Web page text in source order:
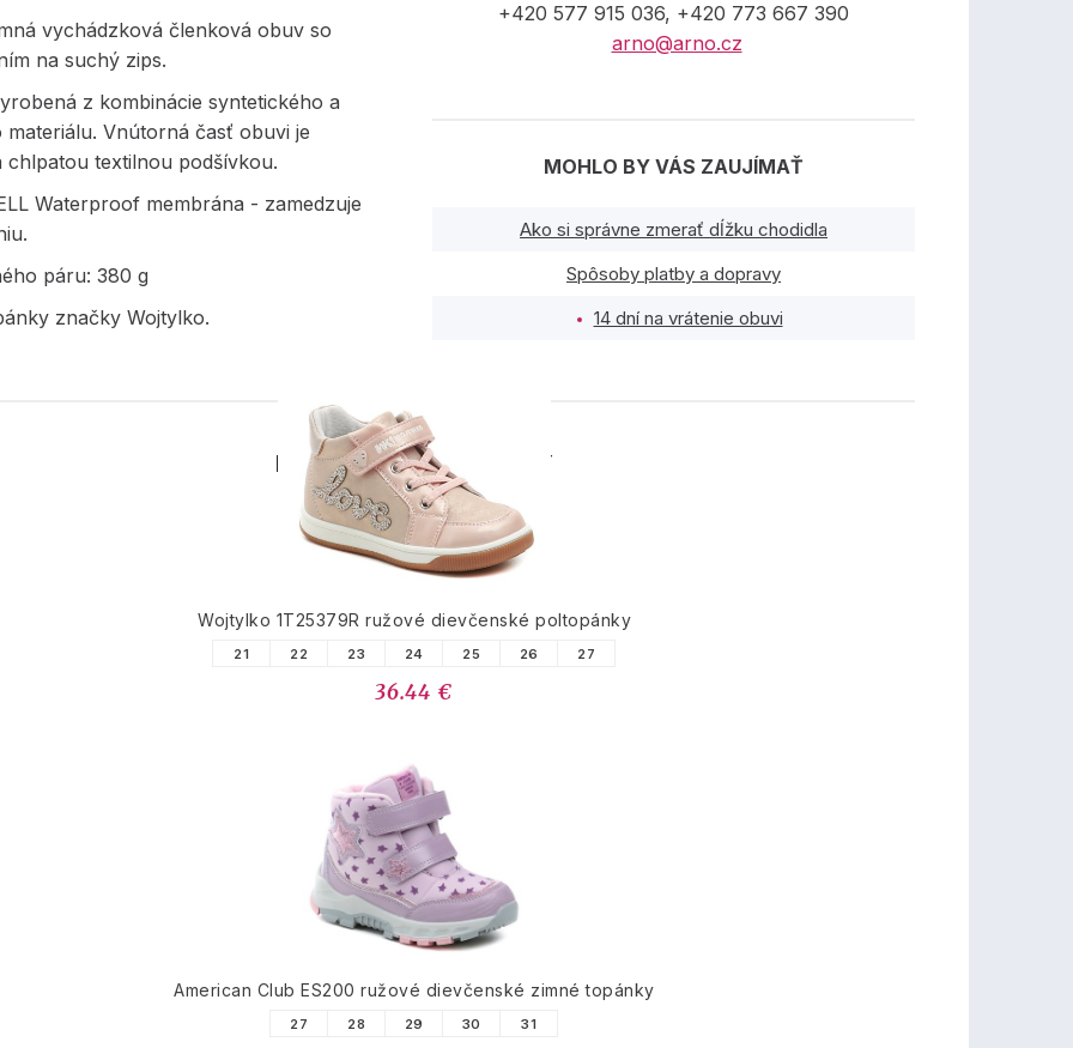
vychádzková členková obuv so
na suchý zips.
z kombinácie syntetického a
materiálu. Vnútorná časť obuvi je
chlpatou textilnou podšívkou.
Waterproof membrána - zamedzuje
páru: 380 g
značky Wojtylko.
+420 577 915 036, +420 773 667 390
arno@arno.cz
MOHLO BY VÁS ZAUJÍMAŤ
Ako si správne zmerať dĺžku chodidla
Spôsoby platby a dopravy
14 dní na vrátenie obuvi
PODOBNÉ PRODUKTY
Wojtylko 1T25379R ružové dievčenské poltopánky
21 22 23 24 25 26 27
36.44 €
American Club ES200 ružové dievčenské zimné topánky
27 28 29 30 31